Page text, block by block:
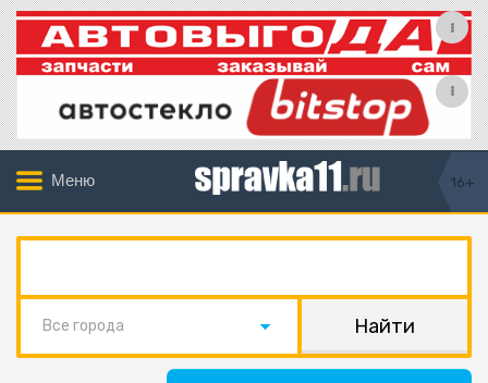
Меню 16+
Все города